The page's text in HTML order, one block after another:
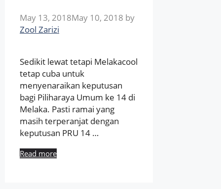
May 13, 2018May 10, 2018 by
Zool Zarizi
Sedikit lewat tetapi Melakacool
tetap cuba untuk
menyenaraikan keputusan
bagi Piliharaya Umum ke 14 di
Melaka. Pasti ramai yang
masih terperanjat dengan
keputusan PRU 14 …
Read more